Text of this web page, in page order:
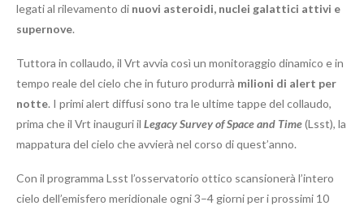
legati al rilevamento di nuovi asteroidi, nuclei galattici attivi e
supernove.
Tuttora in collaudo, il Vrt avvia così un monitoraggio dinamico e in
tempo reale del cielo che in futuro produrrà milioni di alert per
notte. I primi alert diffusi sono tra le ultime tappe del collaudo,
prima che il Vrt inauguri il Legacy Survey of Space and Time(Lsst), la
mappatura del cielo che avvierà nel corso di quest’anno.
Con il programma Lsst l’osservatorio ottico scansionerà l’intero
cielo dell’emisfero meridionale ogni 3–4 giorni per i prossimi 10